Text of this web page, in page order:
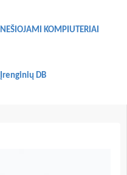
NEŠIOJAMI KOMPIUTERIAI
Įrenginių DB